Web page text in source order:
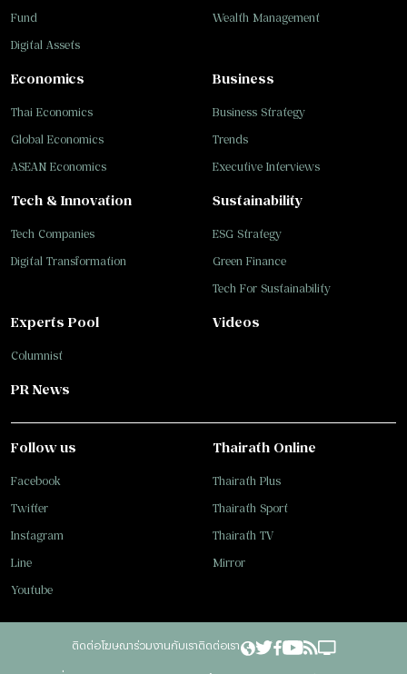
Fund
Digital Assets
Wealth Management
Business
Business Strategy
Trends
Executive Interviews
Tech & Innovation
Tech Companies
Digital Transformation
Sustainability
ESG Strategy
Green Finance
Tech For Sustainability
Economics
Thai Economics
Global Economics
ASEAN Economics
Experts Pool
Columnist
Videos
PR News
Follow us
Facebook
Twitter
Instagram
Line
Youtube
Thairath Online
Thairath Plus
Thairath Sport
Thairath TV
Mirror
ติดต่อโฆษณาร่วมงานกับเราติดต่อเรา